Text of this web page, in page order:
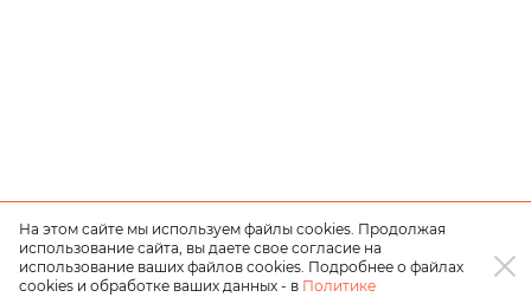
На этом сайте мы используем файлы cookies. Продолжая
использование сайта, вы даете свое согласие на
использование ваших файлов cookies. Подробнее о файлах
cookies и обработке ваших данных - в Политике